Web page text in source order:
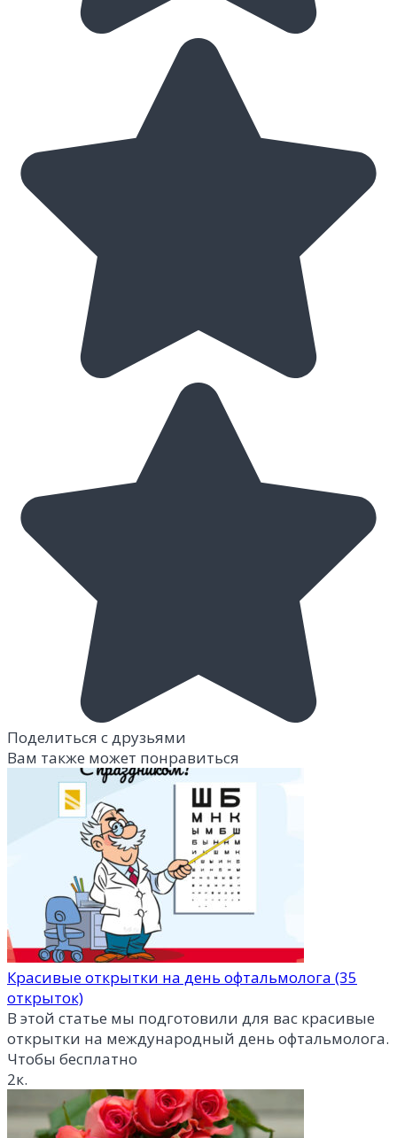
Поделиться с друзьями
Вам также может понравиться
Красивые открытки на день офтальмолога (35
открыток)
В этой статье мы подготовили для вас красивые
открытки на международный день офтальмолога.
Чтобы бесплатно
2к.